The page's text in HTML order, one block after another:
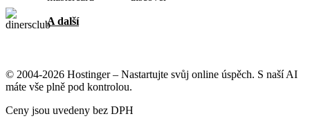
A další
© 2004-2026 Hostinger – Nastartujte svůj online úspěch. S naší AI
máte vše plně pod kontrolou.
Ceny jsou uvedeny bez DPH